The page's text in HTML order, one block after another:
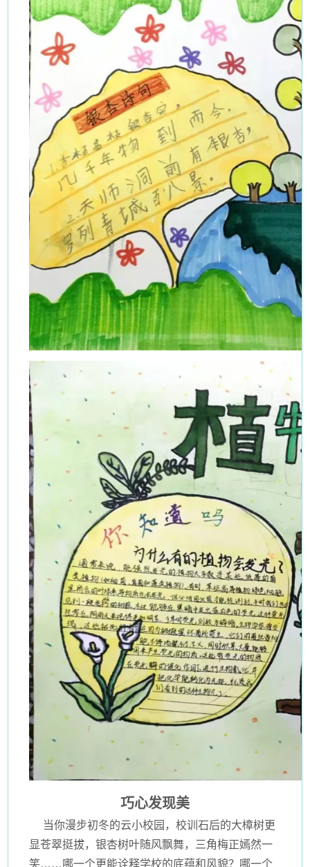
巧心发现美
当你漫步初冬的云小校园，校训石后的大樟树更
显苍翠挺拔，银杏树叶随风飘舞，三角梅正嫣然一
笑……哪一个更能诠释学校的底蕴和风貌？哪一个